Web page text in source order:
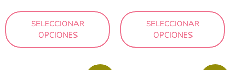
Beig
Blanco
SELECCIONAR
OPCIONES
SELECCIONAR
OPCIONES